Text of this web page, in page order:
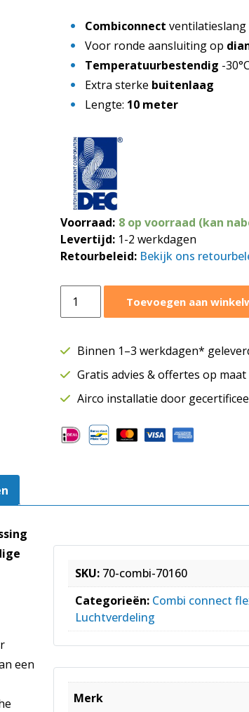
Combiconnect ventilatieslang
Voor ronde aansluiting op
Temperatuurbestendig -
Extra sterke buitenlaag
Lengte: 10 meter
Voorraad: 8 op voorraad (kan
Levertijd: 1-2 werkdagen
Retourbeleid: Bekijk ons
flexibele
Ø160
|
Combiconnect
10
meter
Toevoegen aan
Binnen 1–3 werkdagen*
Gratis advies & offertes op maat
Airco installatie door
een
SKU: 70-combi-70160
Categorieën: Combi connect
Luchtverdeling
Merk